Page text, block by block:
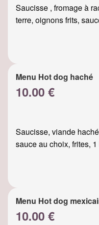
Saucisse , fromage à
terre, oignons frits,
Menu Hot dog haché
10.00 €
Saucisse, viande
sauce au choix, frites,
Menu Hot dog
10.00 €